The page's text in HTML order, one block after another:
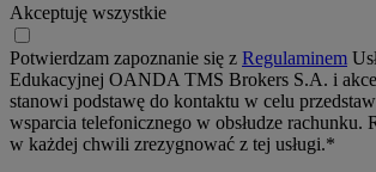
Akceptuję wszystkie
Potwierdzam zapoznanie się z Regulaminem
Edukacyjnej OANDA TMS Brokers S.A. i
stanowi podstawę do kontaktu w celu
wsparcia telefonicznego w obsłudze rachunku.
w każdej chwili zrezygnować z tej usługi.*